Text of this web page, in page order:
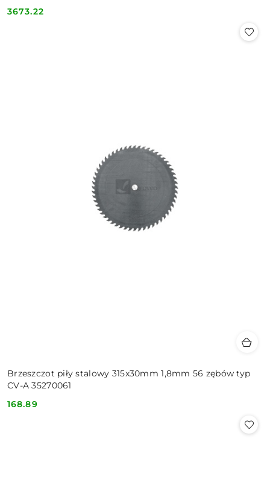
Cena:
3673.22
Brzeszczot piły stalowy 315x30mm 1,8mm 56 zębów typ
CV-A 35270061
Cena:
168.89